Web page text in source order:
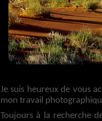
Je suis heureux de vous
mon travail
Toujours à la recherche